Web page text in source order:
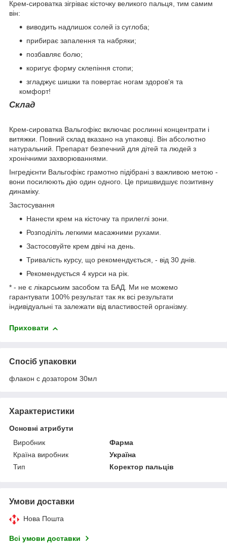
Крем-сироватка зігріває кісточку великого пальця, тим самим
він:
виводить надлишок солей із суглоба;
прибирає запалення та набряки;
позбавляє болю;
коригує форму склепіння стопи;
згладжує шишки та повертає ногам здоров'я та
комфорт!
Склад
Крем-сироватка Вальгофікс включає рослинні концентрати і
витяжки. Повний склад вказано на упаковці. Він абсолютно
натуральний. Препарат безпечний для дітей та людей з
хронічними захворюваннями.
Інгредієнти Вальгофікс грамотно підібрані з важливою метою -
вони посилюють дію один одного. Це пришвидшує позитивну
динаміку.
Застосування
Нанести крем на кісточку та прилеглі зони.
Розподіліть легкими масажними рухами.
Застосовуйте крем двічі на день.
Тривалість курсу, що рекомендується, - від 30 днів.
Рекомендується 4 курси на рік.
* - не є лікарським засобом та БАД. Ми не можемо
гарантувати 100% результат так як всі результати
індивідуальні та залежати від властивостей організму.
Приховати
Спосіб упаковки
флакон с дозатором 30мл
Характеристики
Основні атрибути
Виробник
Фарма
Країна виробник
Україна
Тип
Коректор пальців
Умови доставки
Нова Пошта
Всі умови доставки